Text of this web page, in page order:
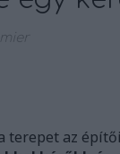
terepet az